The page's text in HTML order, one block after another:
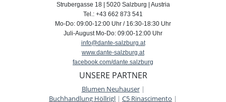
Strubergasse 18 | 5020 Salzburg | Austria
Tel.: +43 662 873 541
Mo-Do: 09:00-12:00 Uhr / 16:30-18:30 Uhr
Juli-August Mo-Do: 09:00-12:00 Uhr
info@dante-salzburg.at
www.dante-salzburg.at
facebook.com/dante.salzburg
UNSERE PARTNER
Blumen Neuhauser|
Buchhandlung Höllrigl | C5 Rinascimento |